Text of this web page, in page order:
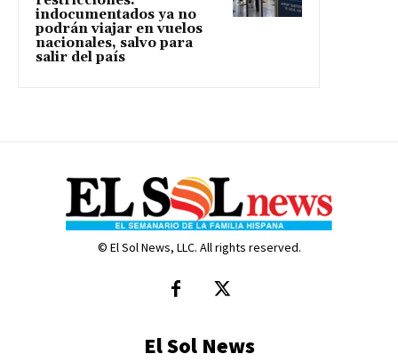
indocumentados ya no
podrán viajar en vuelos
nacionales, salvo para
salir del país
© El Sol News, LLC. All rights reserved.
El Sol News